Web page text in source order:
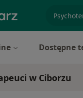
Dostępne
w Ciborzu